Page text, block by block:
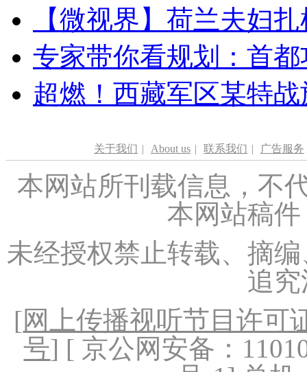
【微视界】荷兰夫妇
专家带你看规划：首
超燃！西藏军区某特
关于我们 | About us | 联系我们 | 广告服务
本网站所刊载信息，不
本网站稿
未经授权禁止转载、摘
追
[网上传播视听节目许可
号] [ 京公网安备：